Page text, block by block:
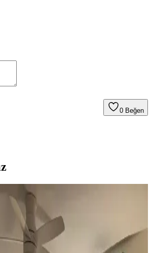
0 Beğen
Sandalyelerde Renk Uyumu ve
Denge Sağlama Yöntemleri
renk uyumsuzluğu görsel rekabete
yastık ve mobilya yerleşimi ile renkler
estetik bütünlüğü sağlanır.